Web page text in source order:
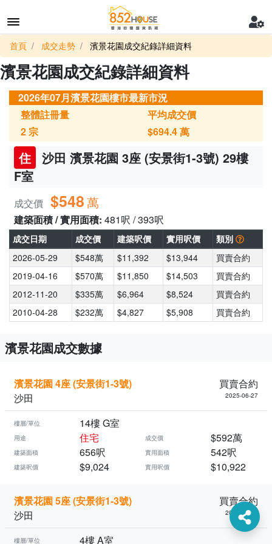
首頁 成交走勢 濱景花園成交紀錄詳細資料
濱景花園成交紀錄詳細資料
2026年07月濱景花園樓市最新市況
整體註冊量
2宗
平均成交價
$694.4萬
住
沙田 濱景花園 3座 (安景街1-3號) 29樓
F室
成交價 $548萬
建築面積 / 實用面積: 481呎 / 393呎
成交日期 成交價 建築呎價 實用呎價
類別
2026-05-29
$548萬 $11,392 $13,944
買賣合約
2019-04-16
$570萬 $11,850 $14,503
買賣合約
2012-11-20
$335萬 $6,964 $8,524
買賣合約
2010-04-28
$232萬 $4,827 $5,908 買賣合約
濱景花園成交數據
濱景花園 4座 (安景街1-3號)
買賣合約
沙田
2025-06-27
樓層/單位 14樓 G室
用途 住宅 成交價 $592萬
建築面積 656呎 實用面積 542呎
建築呎價 $9,024 實用呎價 $10,922
濱景花園 5座 (安景街1-3號)
買賣合約
沙田
2025-06-05
樓層/單位 4樓 A室